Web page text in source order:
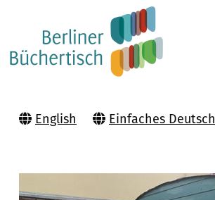
English Einfaches Deutsch